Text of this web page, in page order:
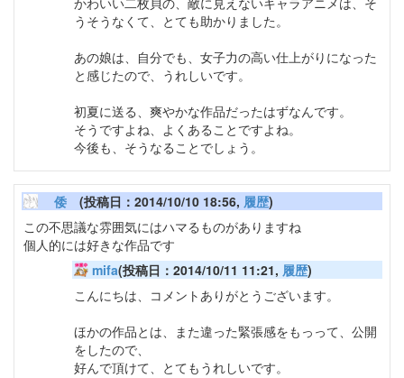
うそうなくて、とても助かりました。
あの娘は、自分でも、女子力の高い仕上がりになった
と感じたので、うれしいです。
初夏に送る、爽やかな作品だったはずなんです。
そうですよね、よくあることですよね。
今後も、そうなることでしょう。
倭 (投稿日：2014/10/10 18:56, 履歴)
この不思議な雰囲気にはハマるものがありますね
個人的には好きな作品です
mifa(投稿日：2014/10/11 11:21, 履歴)
こんにちは、コメントありがとうございます。
ほかの作品とは、また違った緊張感をもっって、公開
をしたので、
好んで頂けて、とてもうれしいです。